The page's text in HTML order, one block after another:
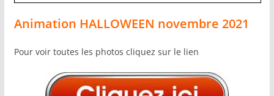
Animation HALLOWEEN novembre 2021
Pour voir toutes les photos cliquez sur le lien